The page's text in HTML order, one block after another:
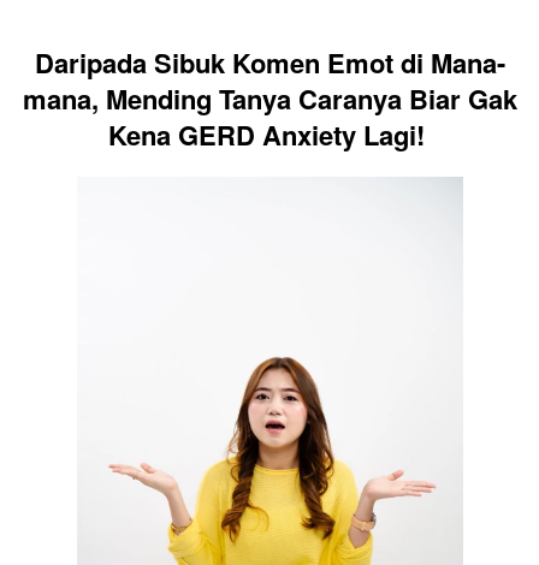
Daripada Sibuk Komen Emot di Mana-
mana, Mending Tanya Caranya Biar Gak
Kena GERD Anxiety Lagi!